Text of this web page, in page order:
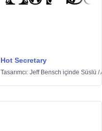
Hot Secretary
Tasarımcı: Jeff Bensch içinde Süslü /